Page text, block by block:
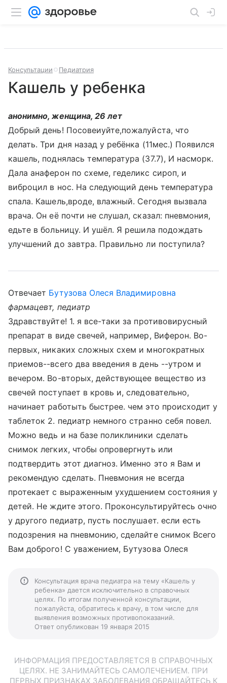
Консультации Педиатрия
Кашель у ребенка
анонимно, женщина, 26 лет
Добрый день! Посовеиуйте,пожалуйста, что
делать. Три дня назад у ребёнка (11мес.) Появился
кашель, поднялась температура (37.7), И насморк.
Дала анаферон по схеме, геделикс сироп, и
виброцил в нос. На следующий день температура
спала. Кашель,вроде, влажный. Сегодня вызвала
врача. Он её почти не слушал, сказал: пневмония,
едьте в больницу. И ушёл. Я решила подождать
улучшений до завтра. Правильно ли поступила?
Отвечает Бутузова Олеся Владимировна
фармацевт, педиатр
Здравствуйте! 1. я все-таки за противовирусный
препарат в виде свечей, например, Виферон. Во-
первых, никаких сложных схем и многократных
приемов--всего два введения в день --утром и
вечером. Во-вторых, действующее вещество из
свечей поступает в кровь и, следовательно,
начинает работыть быстрее. чем это происходит у
таблеток 2. педиатр немного странно себя повел.
Можно ведь и на базе поликлиники сделать
снимок легких, чтобы опровергнуть или
подтвердить этот диагноз. Именно это я Вам и
рекомендую сделать. Пневмония не всегда
протекает с выраженным ухудшением состояния у
детей. Не ждите этого. Проконсультируйтесь очно
у другого педиатр, пусть послушает. если есть
подозрения на пневмонию, сделайте снимок Всего
Вам доброго! С уважением, Бутузова Олеся
Консультация врача педиатра на тему «Кашель у
ребенка» дается исключительно в справочных
целях. По итогам полученной консультации,
пожалуйста, обратитесь к врачу, в том числе для
выявления возможных противопоказаний.
Ответ опубликован 19 января 2015
ИНФОРМАЦИЯ ПРЕДОСТАВЛЯЕТСЯ В СПРАВОЧНЫХ
ЦЕЛЯХ. НЕ ЗАНИМАЙТЕСЬ САМОЛЕЧЕНИЕМ. ПРИ
ПЕРВЫХ ПРИЗНАКАХ ЗАБОЛЕВАНИЯ ОБРАЩАЙТЕСЬ К